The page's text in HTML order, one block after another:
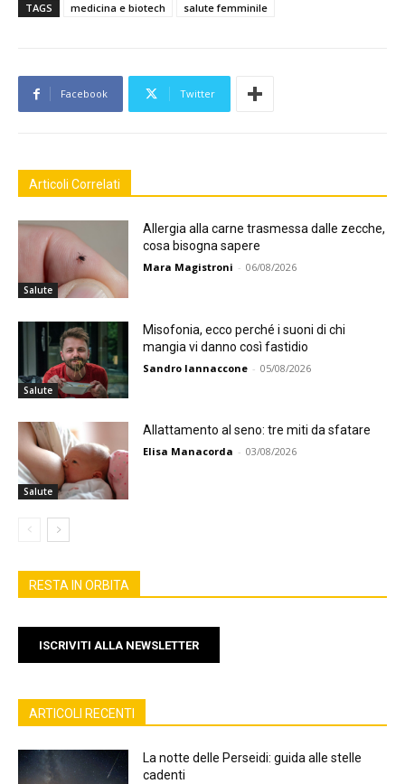
TAGS medicina e biotech salute femminile
Facebook Twitter
Articoli Correlati
Salute
Allergia alla carne trasmessa dalle zecche,
cosa bisogna sapere
Mara Magistroni - 06/08/2026
Salute
Misofonia, ecco perché i suoni di chi
mangia vi danno così fastidio
Sandro Iannaccone - 05/08/2026
Salute
Allattamento al seno: tre miti da sfatare
Elisa Manacorda - 03/08/2026
RESTA IN ORBITA
ISCRIVITI ALLA NEWSLETTER
ARTICOLI RECENTI
La notte delle Perseidi: guida alle stelle
cadenti